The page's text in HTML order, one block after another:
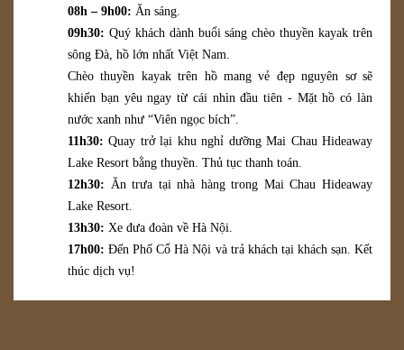
08h – 9h00: Ăn sáng.
09h30: Quý khách dành buổi sáng chèo thuyền kayak trên
sông Đà, hồ lớn nhất Việt Nam.
Chèo thuyền kayak trên hồ mang vẻ đẹp nguyên sơ sẽ
khiến bạn yêu ngay từ cái nhìn đầu tiên - Mặt hồ có làn
nước xanh như “Viên ngọc bích”.
11h30:Quay trở lại khu nghỉ dưỡng Mai Chau Hideaway
Lake Resort bằng thuyền. Thủ tục thanh toán.
12h30: Ăn trưa tại nhà hàng trong Mai Chau Hideaway
Lake Resort.
13h30: Xe đưa đoàn về Hà Nội.
17h00:Đến Phố Cổ Hà Nội và trả khách tại khách sạn. Kết
thúc dịch vụ!